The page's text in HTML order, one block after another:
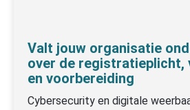
Valt jouw organisatie
over de registratieplicht,
en voorbereiding
Cybersecurity en digitale